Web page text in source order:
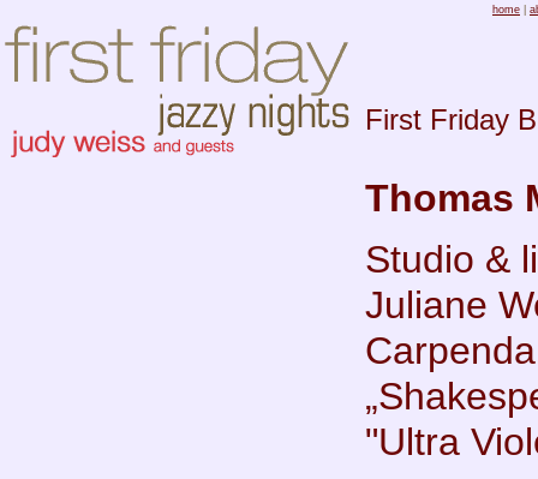
home
First Friday
Thomas
Studio &
Juliane
"Ultra